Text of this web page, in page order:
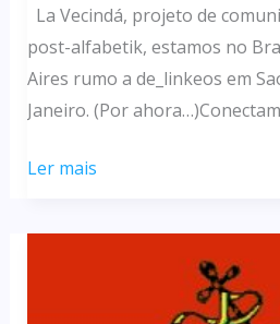
La Vecindá, projeto de
post-alfabetik, estamos no
Aires rumo a de_linkeos em
Janeiro. (Por
Chamado
La
Ler mais